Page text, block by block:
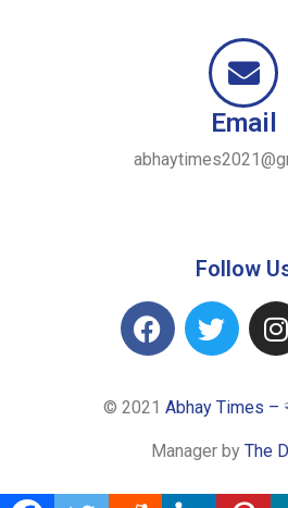
Email
Follow
© 2021 Abhay Times
Manager by The